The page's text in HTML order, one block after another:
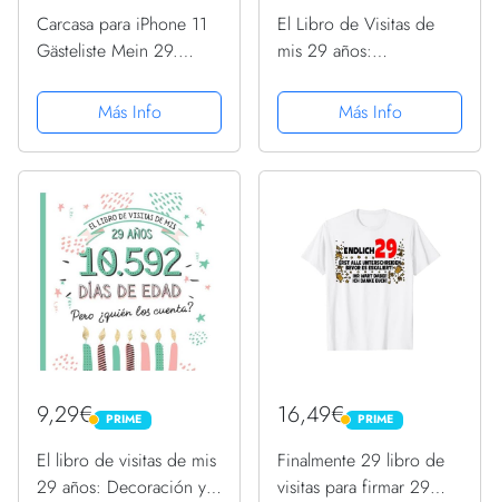
Carcasa para iPhone 11
Gästeliste Mein 29.
visitas FirmaMás Info
El Libro de Visitas de
mis 29 años:
fiesta de 29 cumpleaños
– Regalo para hombre y
mujer - 29 años - Libro
Más Info
9,29€ PRIME
PRIME
El libro de visitas de mis
29 años: Decoración y
16,49€ PRIME
PRIME
Finalmente 29 libro de
visitas para firmar 29